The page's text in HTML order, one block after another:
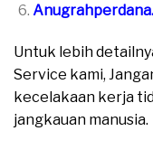
Untuk lebih
Service kami,
kecelakaan kerja
jangkauan manusia.